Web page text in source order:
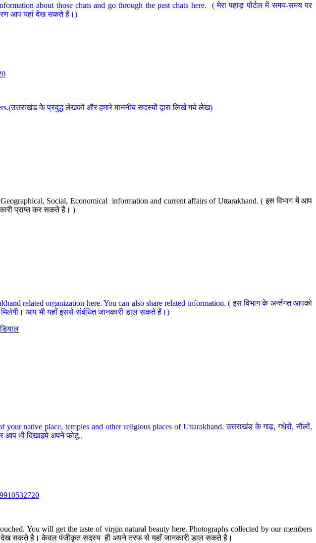
about those chats and go through the past chats here. ( मेरा पहाड़ पोर्टल में समय-समय पर
आप यहां देख सकते है।)
के प्रबुद्ध लेखकों और हमारे माननीय सदस्यों द्वारा लिखे गये लेख)
Social, Economical information and current affairs of Uttarakhand. ( इस विभाग में आप
प्राप्त कर सकते है। )
related organization here. You can also share related information. ( इस विभाग के अर्न्तगत आपको
मिलेगी। आप भी यहाँ इससे संबंधित जानकारी डाल सकते हैं।)
native place, temples and other religious places of Uttarakhand. उत्तराखंड के गाढ़, गधेरों, नौलों,
आप भी दिखाइये अपने फोटू..
You will get the taste of virgin natural beauty here. Photographs collected by our members
में देख सकते है। केवल पंजीकृत सदस्य ही अपने तरफ से यहाँ जानकारी डाल सकते है।